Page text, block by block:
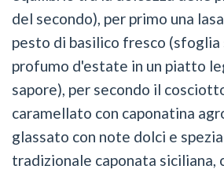
del secondo), per primo una
pesto di basilico fresco
profumo d'estate in un piatto
sapore), per secondo il
caramellato con caponatina
glassato con note dolci e
tradizionale caponata siciliana,